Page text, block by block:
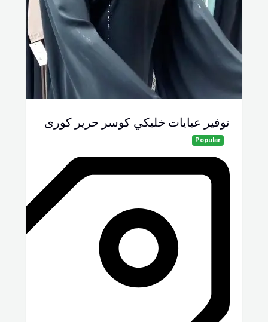
توفير عبايات خليكي كوسر حرير كورى
Popular